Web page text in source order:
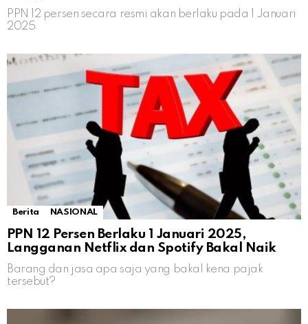
PPN 12 persen secara resmi akan berlaku pada 1 Januari
2025
Berita NASIONAL
PPN 12 Persen Berlaku 1 Januari 2025,
Langganan Netflix dan Spotify Bakal Naik
Barang dan jasa apa saja yang bakal kena pajak
tersebut?